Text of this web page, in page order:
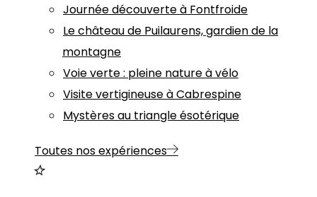
Journée découverte à Fontfroide
Le château de Puilaurens, gardien de la
montagne
Voie verte : pleine nature à vélo
Visite vertigineuse à Cabrespine
Mystères au triangle ésotérique
Toutes nos expériences